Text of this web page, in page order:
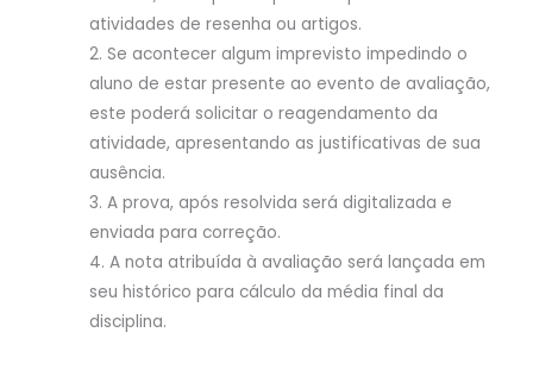
atividades de resenha ou artigos.
Se acontecer algum imprevisto impedindo o
aluno de estar presente ao evento de avaliação,
este poderá solicitar o reagendamento da
atividade, apresentando as justificativas de sua
ausência.
A prova, após resolvida será digitalizada e
enviada para correção.
A nota atribuída à avaliação será lançada em
seu histórico para cálculo da média final da
disciplina.